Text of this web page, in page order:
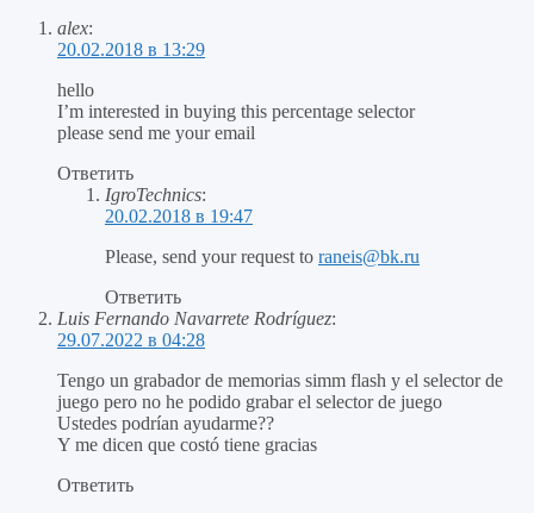
alex:
20.02.2018 в 13:29
hello
I’m interested in buying this percentage selector
please send me your email
Ответить
IgroTechnics:
20.02.2018 в 19:47
Please, send your request to raneis@bk.ru
Ответить
Luis Fernando Navarrete Rodríguez:
29.07.2022 в 04:28
Tengo un grabador de memorias simm flash y el selector de
juego pero no he podido grabar el selector de juego
Ustedes podrían ayudarme??
Y me dicen que costó tiene gracias
Ответить